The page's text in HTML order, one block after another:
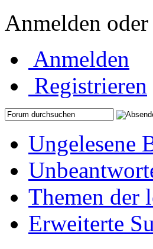
Anmelden
Anmelden
Registrieren
Ungelesene
Themen der
Erweiterte